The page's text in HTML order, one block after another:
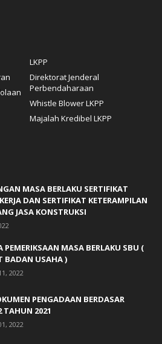
LKPP
Direktorat Jenderal
Perbendaharaan
Whistle Blower LKPP
Majalah Kredibel LKPP
MASA BERLAKU SERTIFIKAT
DAN SERTIFIKAT KETERAMPILAN
JASA KONSTRUKSI
PEMERIKSAAN MASA BERLAKU SBU (
BADAN USAHA )
2022
PENGADAAN BERDASAR
TAHUN 2021
2022